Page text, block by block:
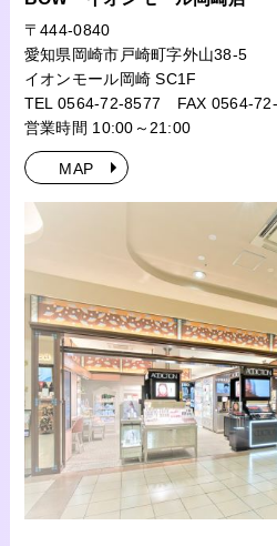
〒444-0840
愛知県岡崎市戸崎町字外山38-5
イオンモール岡崎 SC1F
TEL 0564-72-8577 FAX 0564-
営業時間 10:00～21:00
MAP